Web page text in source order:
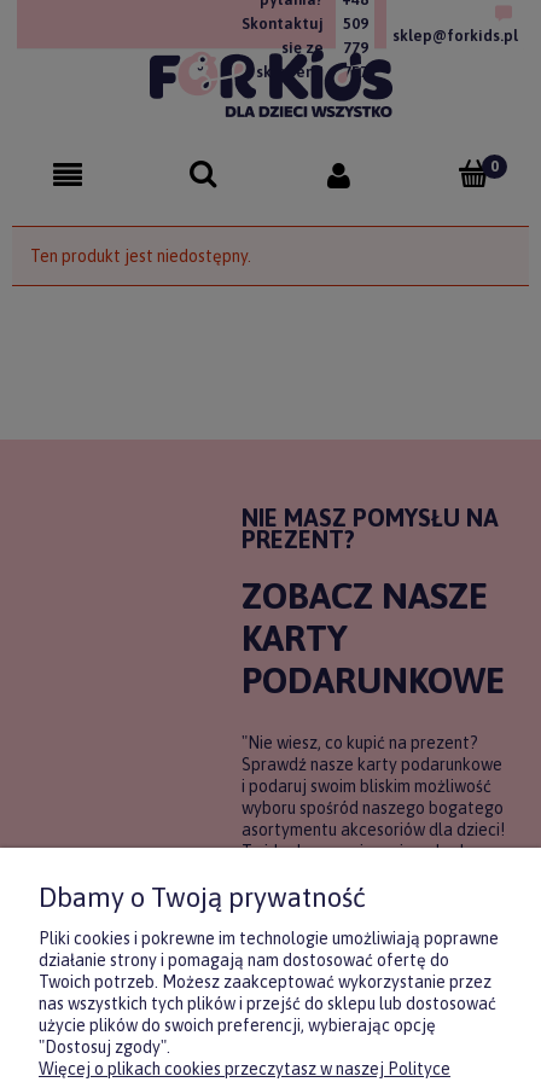
Skontaktuj
się ze
sklepem!
509
779
757
sklep@forkids.pl
Ten produkt jest niedostępny.
NIE MASZ POMYSŁU NA
PREZENT?
ZOBACZ NASZE
KARTY
PODARUNKOWE
"Nie wiesz, co kupić na prezent?
Sprawdź nasze karty podarunkowe
i podaruj swoim bliskim możliwość
wyboru spośród naszego bogatego
asortymentu akcesoriów dla dzieci!
To idealne rozwiązanie, gdy chcesz
pewności, co będzie najbardziej
trafione.
DOWIEDZ SIĘ WIĘCEJ
Dbamy o Twoją prywatność
Pliki cookies i pokrewne im technologie umożliwiają poprawne
działanie strony i pomagają nam dostosować ofertę do
Twoich potrzeb. Możesz zaakceptować wykorzystanie przez
nas wszystkich tych plików i przejść do sklepu lub dostosować
użycie plików do swoich preferencji, wybierając opcję
"Dostosuj zgody".
Więcej o plikach cookies przeczytasz w naszej Polityce